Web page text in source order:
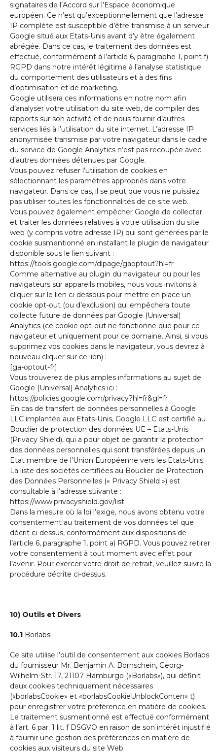
signataires de l’Accord sur l’Espace économique
européen. Ce n’est qu’exceptionnellement que l’adresse
IP complète est susceptible d’être transmise à un serveur
Google situé aux Etats-Unis avant d’y être également
abrégée. Dans ce cas, le traitement des données est
effectué, conformément à l’article 6, paragraphe 1, point f)
RGPD dans notre intérêt légitime à l’analyse statistique
du comportement des utilisateurs et à des fins
d’optimisation et de marketing.
Google utilisera ces informations en notre nom afin
d’analyser votre utilisation du site web, de compiler des
rapports sur son activité et de nous fournir d’autres
services liés à l’utilisation du site internet. L’adresse IP
anonymisée transmise par votre navigateur dans le cadre
du service de Google Analytics n’est pas recoupée avec
d’autres données détenues par Google.
Vous pouvez refuser l’utilisation de cookies en
sélectionnant les paramètres appropriés dans votre
navigateur. Dans ce cas, il se peut que vous ne puissiez
pas utiliser toutes les fonctionnalités de ce site web.
Vous pouvez également empêcher Google de collecter
et traiter les données relatives à votre utilisation du site
web (y compris votre adresse IP) qui sont générées par le
cookie susmentionné en installant le plugin de navigateur
disponible sous le lien suivant :
https://tools.google.com/dlpage/gaoptout?hl=fr
Comme alternative au plugin du navigateur ou pour les
navigateurs sur appareils mobiles, nous vous invitons à
cliquer sur le lien ci-dessous pour mettre en place un
cookie opt-out (ou d’exclusion) qui empêchera toute
collecte future de données par Google (Universal)
Analytics (ce cookie opt-out ne fonctionne que pour ce
navigateur et uniquement pour ce domaine. Ainsi, si vous
supprimez vos cookies dans le navigateur, vous devrez à
nouveau cliquer sur ce lien) :
[ga-optout-fr]
Vous trouverez de plus amples informations au sujet de
Google (Universal) Analytics ici :
https://policies.google.com/privacy?hl=fr&gl=fr
En cas de transfert de données personnelles à Google
LLC implantée aux Etats-Unis, Google LLC est certifié au
Bouclier de protection des données UE – Etats-Unis
(Privacy Shield), qui a pour objet de garantir la protection
des données personnelles qui sont transférées depuis un
Etat membre de l’Union Européenne vers les Etats-Unis.
La liste des sociétés certifiées au Bouclier de Protection
des Données Personnelles (« Privacy Shield ») est
consultable à l’adresse suivante :
https://www.privacyshield.gov/list
Dans la mesure où la loi l’exige, nous avons obtenu votre
consentement au traitement de vos données tel que
décrit ci-dessus, conformément aux dispositions de
l’article 6, paragraphe 1, point a) RGPD. Vous pouvez retirer
votre consentement à tout moment avec effet pour
l’avenir. Pour exercer votre droit de retrait, veuillez suivre la
procédure décrite ci-dessus.
10) Outils et Divers
10.1 Borlabs
Ce site utilise l’outil de consentement aux cookies Borlabs
du fournisseur Mr. Benjamin A. Bornschein, Georg-
Wilhelm-Str. 17, 21107 Hamburgo («Borlabs»), qui définit
deux cookies techniquement nécessaires
(«borlabsCookie» et «borlabsCookieUnblockConten» t)
pour enregistrer votre préférence en matière de cookies.
Le traitement susmentionné est effectué conformément
à l’art. 6 par. 1 lit. f DSGVO en raison de son intérêt injustifié
à fournir une gestion des préférences en matière de
cookies aux visiteurs du site Web.